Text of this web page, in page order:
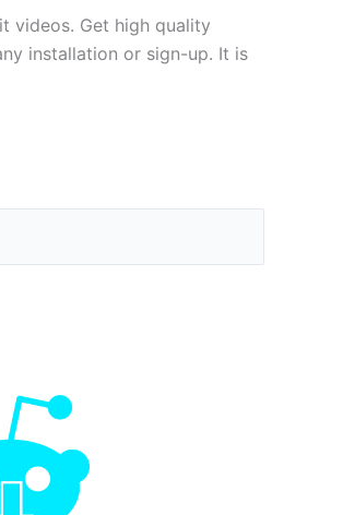
videos. Get high quality
installation or sign-up. It is